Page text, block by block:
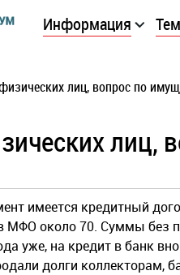
Информация
лиц, вопрос по
лиц,
имеется кредитный
МФО около 70. Суммы без
уже, на кредит в банк
долги коллекторам,